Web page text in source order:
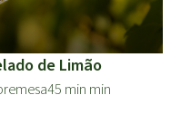
de Limão
45 min min